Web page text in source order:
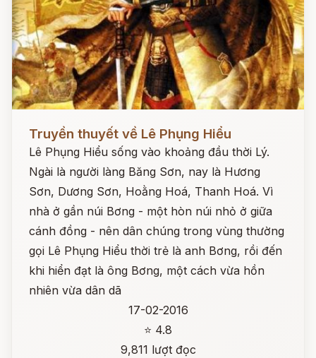
Đọc ngay
Truyền thuyết về Lê Phụng Hiểu
Lê Phụng Hiểu sống vào khoảng đầu thời Lý.
Ngài là người làng Băng Sơn, nay là Hương
Sơn, Dương Sơn, Hoằng Hoá, Thanh Hoá. Vì
nhà ở gần núi Bơng - một hòn núi nhỏ ở giữa
cánh đồng - nên dân chúng trong vùng thường
gọi Lê Phụng Hiểu thời trẻ là anh Bơng, rồi đến
khi hiển đạt là ông Bơng, một cách vừa hồn
nhiên vừa dân dã
17-02-2016
⭐ 4.8
9,811 lượt đọc